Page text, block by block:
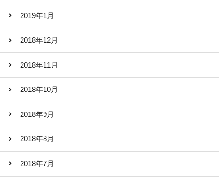
2019年1月
2018年12月
2018年11月
2018年10月
2018年9月
2018年8月
2018年7月